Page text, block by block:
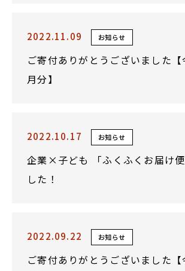
2022.11.09 お知らせ
ご寄付ありがとうございました
月分】
2022.10.17 お知らせ
企業×子ども 「ふくふくお届け
した！
2022.09.22 お知らせ
ご寄付ありがとうございました